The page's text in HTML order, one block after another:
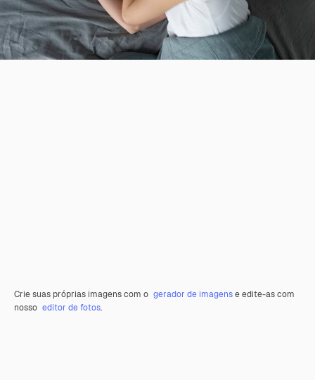
Crie suas próprias imagens com o gerador de imagense edite-as com
nosso editor de fotos.